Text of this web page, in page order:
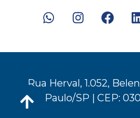
Rua Herval, 1.052,
Paulo/SP | CEP: